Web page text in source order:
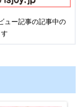
ュー記事の記事中の